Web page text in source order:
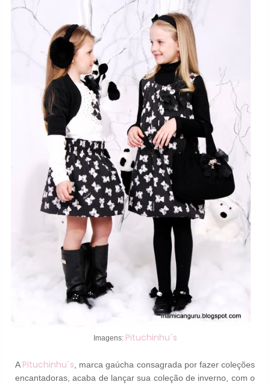
Imagens: Pituchinhu´s
A Pituchinhu´s , marca gaúcha consagrada por fazer coleções
encantadoras, acaba de lançar sua coleção de inverno, com o